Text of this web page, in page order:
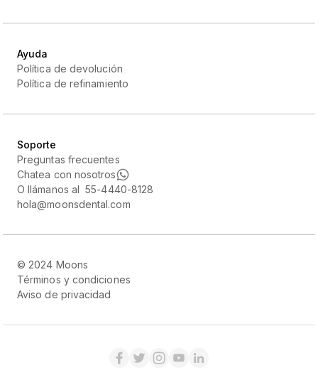
Ayuda
Política de devolución
Política de refinamiento
Soporte
Preguntas frecuentes
Chatea con nosotros
O llámanos al 55-4440-8128
hola@moonsdental.com
© 2024 Moons
Términos y condiciones
Aviso de privacidad